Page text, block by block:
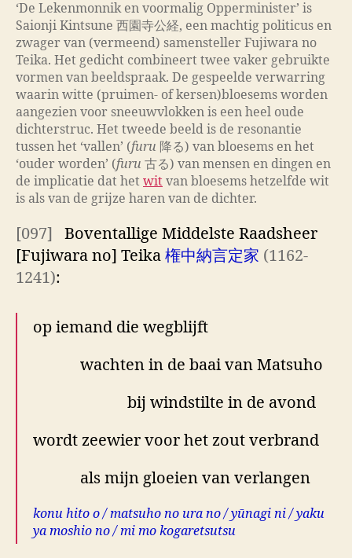
‘De Lekenmonnik en voormalig Opperminister’ is
Saionji Kintsune 西園寺公経, een machtig politicus en
zwager van (vermeend) samensteller Fujiwara no
Teika. Het gedicht combineert twee vaker gebruikte
vormen van beeldspraak. De gespeelde verwarring
waarin witte (pruimen- of kersen)bloesems worden
aangezien voor sneeuwvlokken is een heel oude
dichterstruc. Het tweede beeld is de resonantie
tussen het ‘vallen’ (furu 降る) van bloesems en het
‘ouder worden’ (furu 古る) van mensen en dingen en
de implicatie dat het wit van bloesems hetzelfde wit
is als van de grijze haren van de dichter.
[097] Boventallige Middelste Raadsheer
[Fujiwara no] Teika 権中納言定家 (1162-
1241):
op iemand die wegblijft
wachten in de baai van Matsuho
bij windstilte in de avond
wordt zeewier voor het zout verbrand
als mijn gloeien van verlangen
konu hito o / matsuho no ura no / yūnagi ni / yaku
ya moshio no / mi mo kogaretsutsu